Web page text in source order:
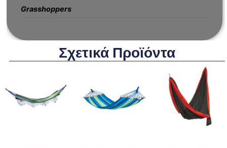
Grasshoppers
Σχετικά Προϊόντα